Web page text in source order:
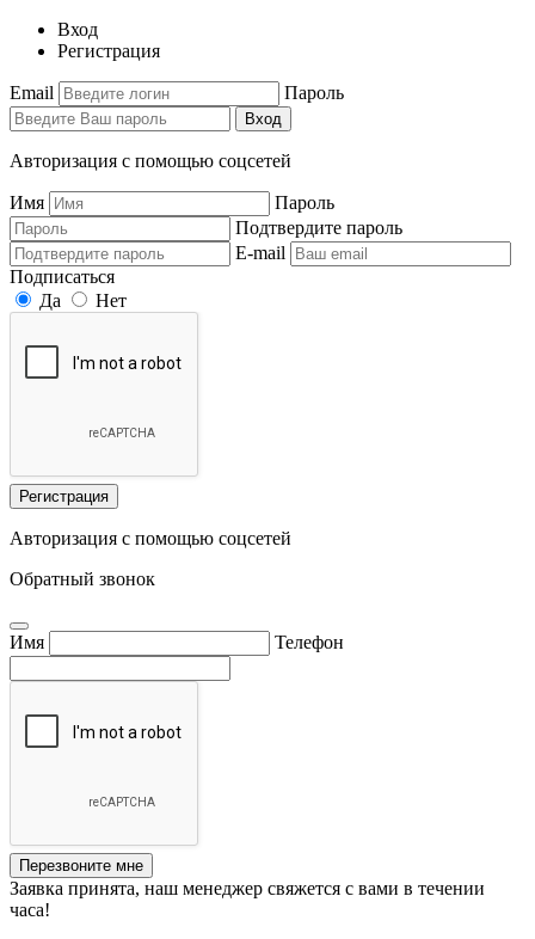
Вход
Регистрация
Email Пароль
Вход
Авторизация с помощью соцсетей
Имя
Пароль
Подтвердите пароль
E-mail
Подписаться
Да
Нет
Регистрация
Авторизация с помощью соцсетей
Обратный звонок
Имя Телефон
Перезвоните мне
Заявка принята, наш менеджер свяжется с вами в течении
часа!